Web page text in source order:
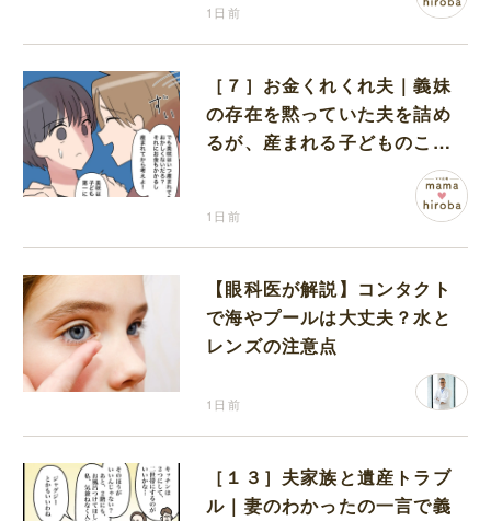
1日前
［７］お金くれくれ夫｜義妹
の存在を黙っていた夫を詰め
るが、産まれる子どものこと
を第一に考えてと流される
1日前
【眼科医が解説】コンタクト
で海やプールは大丈夫？水と
レンズの注意点
1日前
［１３］夫家族と遺産トラブ
ル｜妻のわかったの一言で義